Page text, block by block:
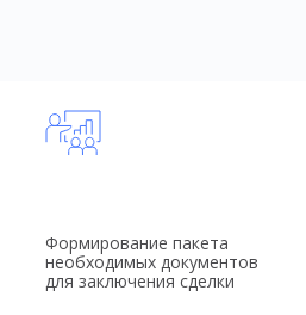
Формирование пакета
необходимых документов
для заключения сделки